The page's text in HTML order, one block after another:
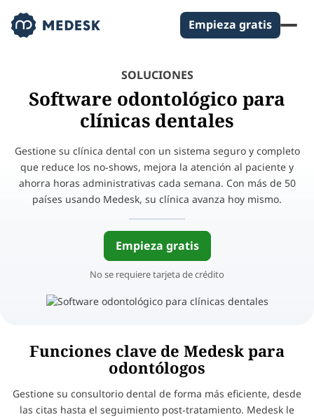
Empieza gratis
SOLUCIONES
Software odontológico para
clínicas dentales
Gestione su clínica dental con un sistema seguro y completo
que reduce los no‑shows, mejora la atención al paciente y
ahorra horas administrativas cada semana. Con más de 50
países usando Medesk, su clínica avanza hoy mismo.
Empieza gratis
No se requiere tarjeta de crédito
Funciones clave de Medesk para
odontólogos
Gestione su consultorio dental de forma más eficiente, desde
las citas hasta el seguimiento post‑tratamiento. Medesk le